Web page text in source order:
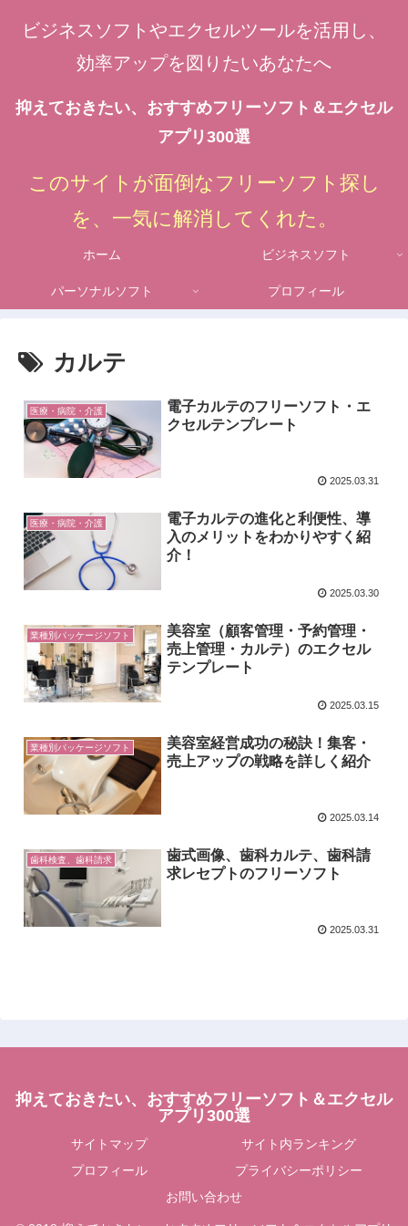
ビジネスソフトやエクセルツールを活用し、
効率アップを図りたいあなたへ
抑えておきたい、おすすめフリーソフト＆エクセル
アプリ300選
このサイトが面倒なフリーソフト探し
を、一気に解消してくれた。
ホーム ビジネスソフト
パーソナルソフト プロフィール
カルテ
医療・病院・介護
電子カルテのフリーソフト・エ
クセルテンプレート
2025.03.31
医療・病院・介護
電子カルテの進化と利便性、導
入のメリットをわかりやすく紹
介！
2025.03.30
業種別パッケージソフト
美容室（顧客管理・予約管理・
売上管理・カルテ）のエクセル
テンプレート
2025.03.15
業種別パッケージソフト
美容室経営成功の秘訣！集客・
売上アップの戦略を詳しく紹介
2025.03.14
歯科検査、歯科請求
歯式画像、歯科カルテ、歯科請
求レセプトのフリーソフト
2025.03.31
抑えておきたい、おすすめフリーソフト＆エクセル
アプリ300選
サイトマップ
サイト内ランキング
プロフィール
プライバシーポリシー
お問い合わせ